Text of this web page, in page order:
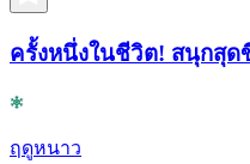
ครั้งหนึ่งในชีวิต! สนุกสุ
ฤดูหนาว